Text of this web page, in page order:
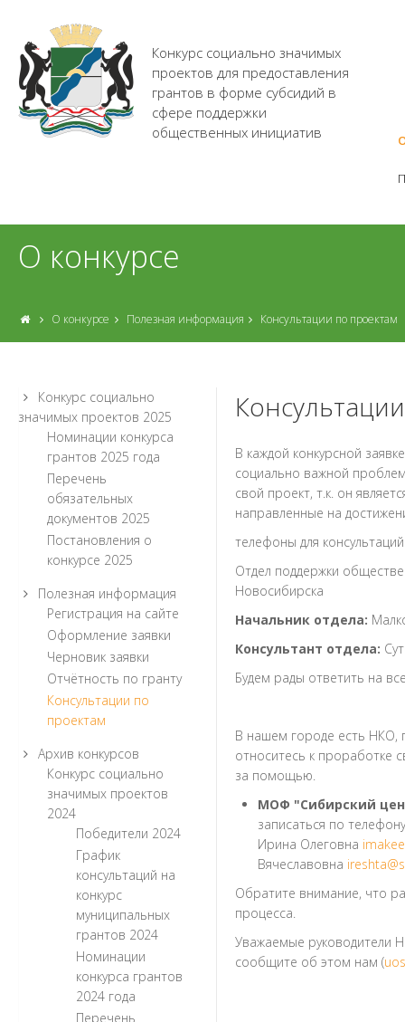
Конкурс социально значимых
проектов для предоставления
грантов в форме субсидий в
сфере поддержки
общественных инициатив
О конкурсе
О конкурсе Полезная информация Консультации по проектам
Конкурс социально
значимых проектов 2025
Номинации конкурса
грантов 2025 года
Перечень
обязательных
документов 2025
Постановления о
конкурсе 2025
Полезная информация
Регистрация на сайте
Оформление заявки
Черновик заявки
Отчётность по гранту
Консультации по
проектам
Архив конкурсов
Конкурс социально
значимых проектов
2024
Победители 2024
График
консультаций на
конкурс
муниципальных
грантов 2024
Номинации
конкурса грантов
2024 года
Перечень
В каждой конкурсной
социально важной
свой проект, т.к. он
направленные на
телефоны для
Отдел поддержки
Новосибирска
Начальник отдела:
Консультант отдела:
Будем рады ответить на
В нашем городе есть НКО,
относитесь к проработке
за помощью.
МОФ "Сибирский
записаться по
Ирина Олеговна
Вячеславовна
Обратите внимание, что
процесса.
Уважаемые руководители
сообщите об этом нам (